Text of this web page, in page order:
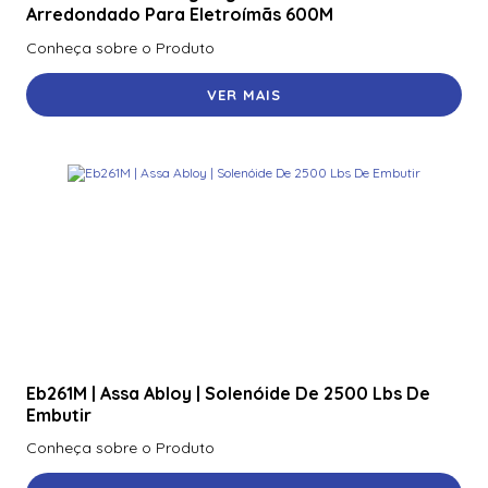
R40
920Ntnnek00000 | Assa Abloy | Leitor De Proximidader
R40
920Pmnnekea073 | Assa Abloy | Leitor De Proximidade
920Pmntekma003 | Assa Abloy | Leitor De Proximidade
Rk40
Rk40
Arredondado Para Eletroímãs 600M
Conheça sobre o Produto
VER MAIS
Eb261M | Assa Abloy | Solenóide De 2500 Lbs De
Embutir
Conheça sobre o Produto